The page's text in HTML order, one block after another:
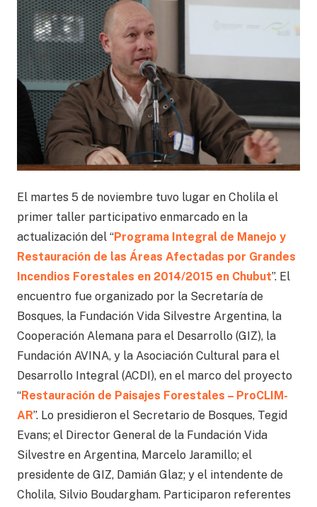
El martes 5 de noviembre tuvo lugar en Cholila el
primer taller participativo enmarcado en la
actualización del “Programa Integral de Manejo y
Restauración de las Áreas Afectadas por Grandes
Incendios Forestales en 2014/2015 en Chubut”. El
encuentro fue organizado por la Secretaría de
Bosques, la Fundación Vida Silvestre Argentina, la
Cooperación Alemana para el Desarrollo (GIZ), la
Fundación AVINA, y la Asociación Cultural para el
Desarrollo Integral (ACDI), en el marco del proyecto
“Restauración de Paisajes Forestales – ProCLIM-
AR”. Lo presidieron el Secretario de Bosques, Tegid
Evans; el Director General de la Fundación Vida
Silvestre en Argentina, Marcelo Jaramillo; el
presidente de GIZ, Damián Glaz; y el intendente de
Cholila, Silvio Boudargham. Participaron referentes